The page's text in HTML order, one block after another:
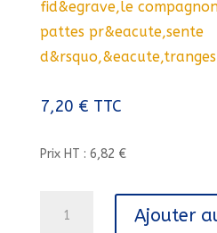
fid&egrave,le
pattes pr&eacute,sente
7,20 € TTC
Prix HT : 6,82 €
Ajouter